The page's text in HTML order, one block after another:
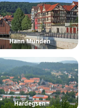
Hann Münden
Hardegsen